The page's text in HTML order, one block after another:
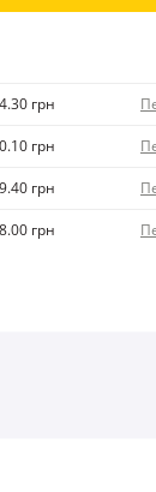
грн
грн
грн
грн